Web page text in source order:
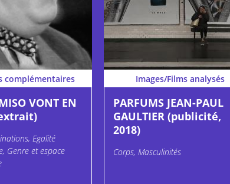
complémentaires
VONT EN
Egalité
Genre et espace
Images/Films analysés
PARFUMS JEAN-PAUL
GAULTIER (publicité,
2018)
Corps, Masculinités